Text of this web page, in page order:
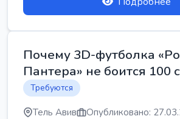
Почему 3D-футболка
Пантера» не боится 100
Требуются
Тель Авив Опубликовано: